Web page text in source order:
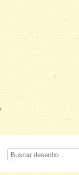
Procurar